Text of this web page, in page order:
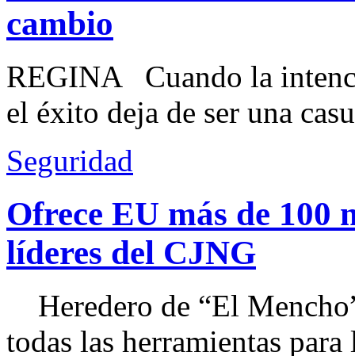
cambio
REGINA Cuando la
el éxito deja de ser una
Seguridad
Ofrece EU más de 100
líderes del CJNG
Heredero de “El
todas las herramientas